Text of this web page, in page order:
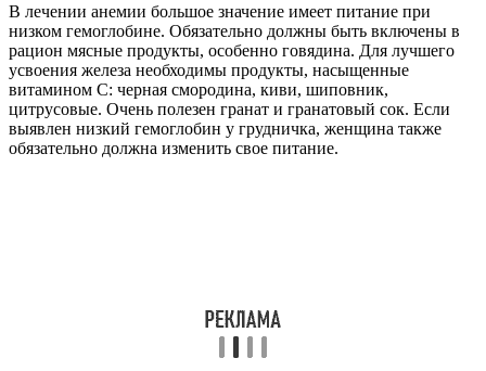
В лечении анемии большое значение имеет питание при
низком гемоглобине. Обязательно должны быть включены в
рацион мясные продукты, особенно говядина. Для лучшего
усвоения железа необходимы продукты, насыщенные
витамином С: черная смородина, киви, шиповник,
цитрусовые. Очень полезен гранат и гранатовый сок. Если
выявлен низкий гемоглобин у грудничка, женщина также
обязательно должна изменить свое питание.